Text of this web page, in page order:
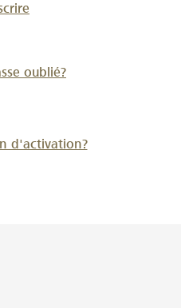
oublié?
d'activation?